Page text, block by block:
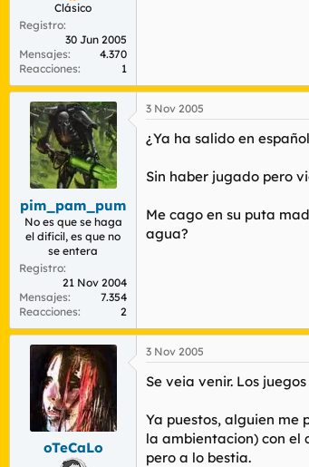
Clásico
Registro
30 Jun 2005
Mensajes
4.370
Reacciones
1
pim_pam_pum
No es que se haga
el dificil, es que no
se entera
Registro
21 Nov 2004
Mensajes
7.354
Reacciones
2
3 Nov 2005
¿Ya ha salido en
Sin haber jugado pero
Me cago en su puta
agua?
oTeCaLo
3 Nov 2005
Se veia venir. Los
Ya puestos, alguien me
la ambientacion) con el
pero a lo bestia.